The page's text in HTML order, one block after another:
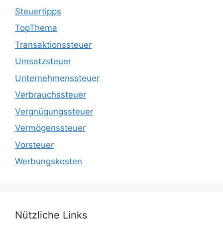
Steuertipps
TopThema
Transaktionssteuer
Umsatzsteuer
Unternehmenssteuer
Verbrauchssteuer
Vergnügungssteuer
Vermögenssteuer
Vorsteuer
Werbungskosten
Nützliche Links